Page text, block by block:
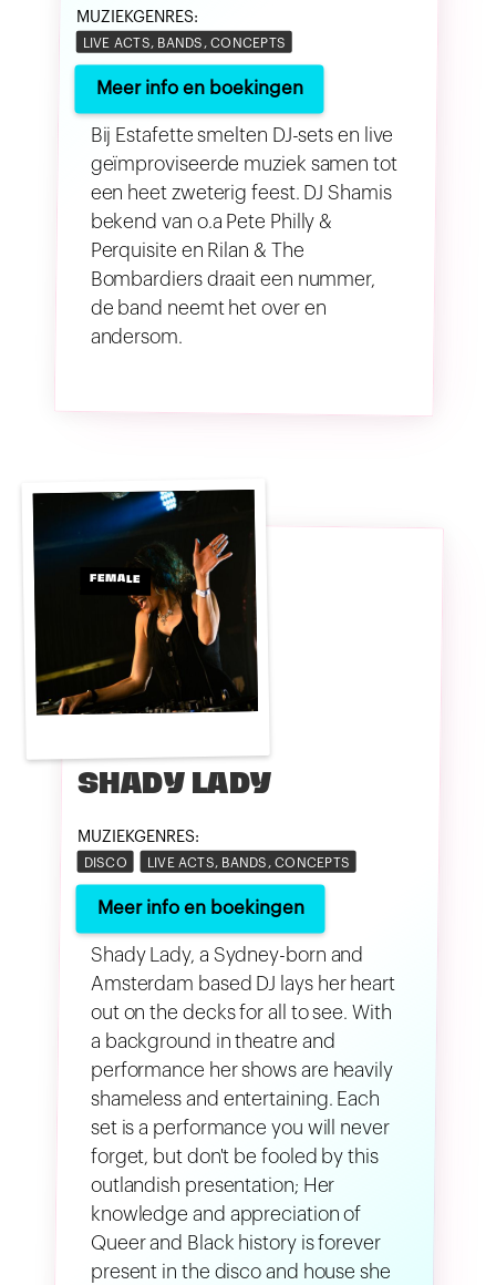
MUZIEKGENRES:
LIVE ACTS, BANDS, CONCEPTS
Meer info en boekingen
Bij Estafette smelten DJ-sets en live
geïmproviseerde muziek samen tot
een heet zweterig feest. DJ Shamis
bekend van o.a Pete Philly &
Perquisite en Rilan & The
Bombardiers draait een nummer,
de band neemt het over en
andersom.
SHADY LADY
MUZIEKGENRES:
DISCO LIVE ACTS, BANDS, CONCEPTS
Meer info en boekingen
FEMALE
Shady Lady, a Sydney-born and
Amsterdam based DJ lays her heart
out on the decks for all to see. With
a background in theatre and
performance her shows are heavily
shameless and entertaining. Each
set is a performance you will never
forget, but don't be fooled by this
outlandish presentation; Her
knowledge and appreciation of
Queer and Black history is forever
present in the disco and house she